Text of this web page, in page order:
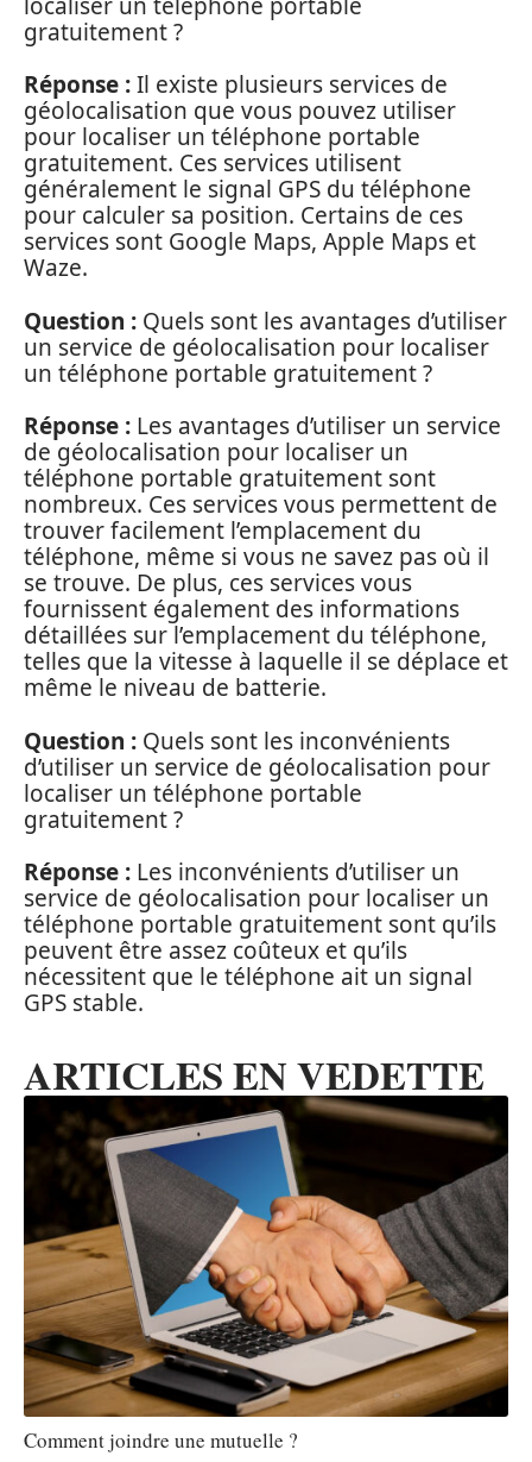
gratuitement ?
Réponse :Il existe plusieurs services de
géolocalisation que vous pouvez utiliser
pour localiser un téléphone portable
gratuitement. Ces services utilisent
généralement le signal GPS du téléphone
pour calculer sa position. Certains de ces
services sont Google Maps, Apple Maps et
Waze.
Question : Quels sont les avantages d’utiliser
un service de géolocalisation pour localiser
un téléphone portable gratuitement ?
Réponse : Les avantages d’utiliser un service
de géolocalisation pour localiser un
téléphone portable gratuitement sont
nombreux. Ces services vous permettent de
trouver facilement l’emplacement du
téléphone, même si vous ne savez pas où il
se trouve. De plus, ces services vous
fournissent également des informations
détaillées sur l’emplacement du téléphone,
telles que la vitesse à laquelle il se déplace et
même le niveau de batterie.
Question : Quels sont les inconvénients
d’utiliser un service de géolocalisation pour
localiser un téléphone portable
gratuitement ?
Réponse : Les inconvénients d’utiliser un
service de géolocalisation pour localiser un
téléphone portable gratuitement sont qu’ils
peuvent être assez coûteux et qu’ils
nécessitent que le téléphone ait un signal
GPS stable.
ARTICLES EN VEDETTE
Comment joindre une mutuelle ?